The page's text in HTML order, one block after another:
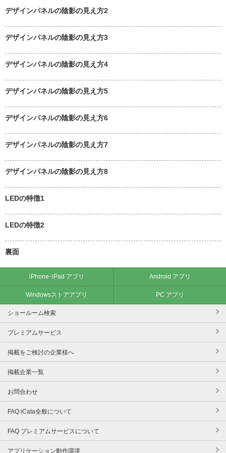
デザインパネルの陰影の見え方2
デザインパネルの陰影の見え方3
デザインパネルの陰影の見え方4
デザインパネルの陰影の見え方5
デザインパネルの陰影の見え方6
デザインパネルの陰影の見え方7
デザインパネルの陰影の見え方8
LEDの特徴1
LEDの特徴2
裏面
iPhone･iPad アプリ Android アプリ
Windowsストアアプリ PC アプリ
ショールーム検索
プレミアムサービス
掲載をご検討の企業様へ
掲載企業一覧
お問合わせ
FAQ iCata全般について
FAQ プレミアムサービスについて
アプリケーション動作環境